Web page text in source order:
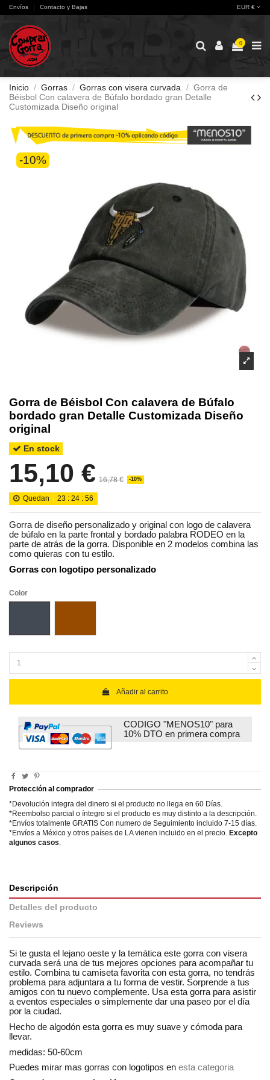
Envíos Contacto y Bajas EUR €
0
Inicio Gorras Gorras con visera curvada
Gorra de
Béisbol Con calavera de Búfalo bordado gran Detalle
Customizada Diseño original
-10%
Gorra de Béisbol Con calavera de Búfalo
bordado gran Detalle Customizada Diseño
original
En stock
15,10 € 16,78 € -10%
Quedan 23 :24 :55
Gorra de diseño personalizado y original con logo de calavera
de búfalo en la parte frontal y bordado palabra RODEO en la
parte de atrás de la gorra. Disponible en 2 modelos combina las
como quieras con tu estilo.
Gorras con logotipo personalizado
Color
Añadir al carrito
CODIGO "MENOS10" para
10% DTO en primera compra
Protección al comprador
*Devolución integra del dinero si el producto no llega en 60 Días.
*Reembolso parcial o íntegro si el producto es muy distinto a la descripción.
*Envíos totalmente GRATIS Con numero de Seguimiento incluido 7-15 días.
*Envíos a México y otros países de LA vienen incluido en el precio. Excepto
algunos casos.
Descripción
Detalles del producto
Reviews
Si te gusta el lejano oeste y la temática este gorra con visera
curvada será una de tus mejores opciones para acompañar tu
estilo. Combina tu camiseta favorita con esta gorra, no tendrás
problema para adjuntara a tu forma de vestir. Sorprende a tus
amigos con tu nuevo complemente. Usa esta gorra para asistir
a eventos especiales o simplemente dar una paseo por el día
por la ciudad.
Hecho de algodón esta gorra es muy suave y cómoda para
llevar.
medidas: 50-60cm
Puedes mirar mas gorras con logotipos en esta categoria